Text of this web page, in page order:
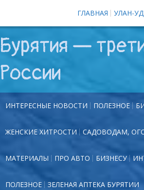
ГЛАВНАЯ УЛАН-
Бурятия —
России
ИНТЕРЕСНЫЕ НОВОСТИ ПОЛЕЗНОЕ
ЖЕНСКИЕ ХИТРОСТИ САДОВОДАМ,
МАТЕРИАЛЫ ПРО АВТО БИЗНЕСУ
ПОЛЕЗНОЕ ЗЕЛЕНАЯ АПТЕКА БУРЯТИИ